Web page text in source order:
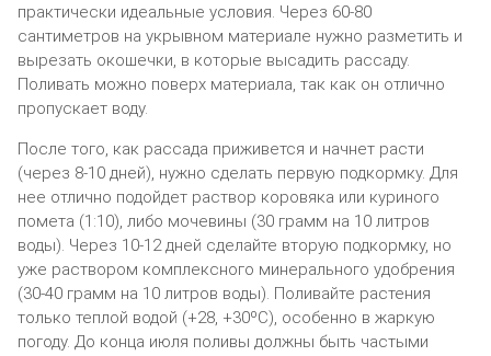
практически идеальные условия. Через 60-80
сантиметров на укрывном материале нужно разметить и
вырезать окошечки, в которые высадить рассаду.
Поливать можно поверх материала, так как он отлично
пропускает воду.
После того, как рассада приживется и начнет расти
(через 8-10 дней), нужно сделать первую подкормку. Для
нее отлично подойдет раствор коровяка или куриного
помета (1:10), либо мочевины (30 грамм на 10 литров
воды). Через 10-12 дней сделайте вторую подкормку, но
уже раствором комплексного минерального удобрения
(30-40 грамм на 10 литров воды). Поливайте растения
только теплой водой (+28, +30ºС), особенно в жаркую
погоду. До конца июля поливы должны быть частыми